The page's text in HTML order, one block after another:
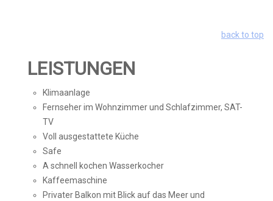
back to top
LEISTUNGEN
Klimaanlage
Fernseher im Wohnzimmer und Schlafzimmer, SAT-
TV
Voll ausgestattete Küche
Safe
Α schnell kochen Wasserkocher
Kaffeemaschine
Privater Balkon mit Blick auf das Meer und